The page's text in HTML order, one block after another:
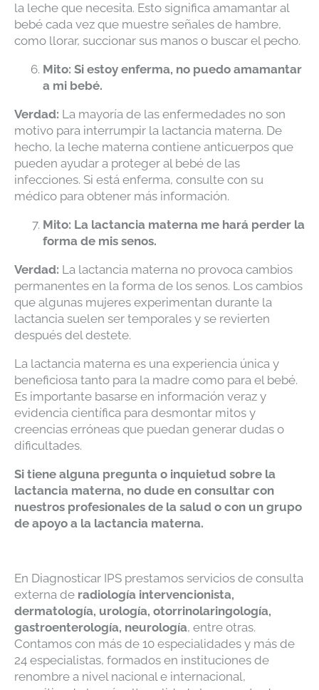
la leche que necesita. Esto significa amamantar al
bebé cada vez que muestre señales de hambre,
como llorar, succionar sus manos o buscar el pecho.
Mito: Si estoy enferma, no puedo amamantar
a mi bebé.
Verdad: La mayoría de las enfermedades no son
motivo para interrumpir la lactancia materna. De
hecho, la leche materna contiene anticuerpos que
pueden ayudar a proteger al bebé de las
infecciones. Si está enferma, consulte con su
médico para obtener más información.
Mito: La lactancia materna me hará perder la
forma de mis senos.
Verdad: La lactancia materna no provoca cambios
permanentes en la forma de los senos. Los cambios
que algunas mujeres experimentan durante la
lactancia suelen ser temporales y se revierten
después del destete.
La lactancia materna es una experiencia única y
beneficiosa tanto para la madre como para el bebé.
Es importante basarse en información veraz y
evidencia científica para desmontar mitos y
creencias erróneas que puedan generar dudas o
dificultades.
Si tiene alguna pregunta o inquietud sobre la
lactancia materna, no dude en consultar con
nuestros profesionales de la salud o con un grupo
de apoyo a la lactancia materna.
En Diagnosticar IPS prestamos servicios de consulta
externa de radiología intervencionista,
dermatología, urología, otorrinolaringología,
gastroenterología, neurología, entre otras.
Contamos con más de 10 especialidades y más de
24 especialistas, formados en instituciones de
renombre a nivel nacional e internacional,